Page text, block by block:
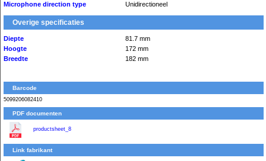
Microphone direction type
Unidirectioneel
Overige specificaties
Diepte
81.7 mm
Hoogte
172 mm
Breedte
182 mm
Barcode
5099206082410
PDF documenten
productsheet_8
Link fabrikant